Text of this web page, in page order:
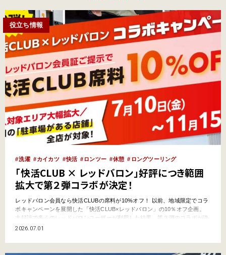
役立ち情報
洗濯 カイカツ 快活 ロンツー 休憩 ロングツーリング
「快活CLUB × レッドバロン」好評につき範囲
拡大で第２弾コラボが決定！
レッドバロン会員なら快活CLUBの席料が10%オフ！ 以前、地域限定でコラ
ボキャンペーンを展開した「快活CLUB×レッドバロン」の10％オフ企画。
大好評で多くのレッドバロンユーザーが利用した結果、第２弾のコラボが決
定！ しかも、7月10日（金）〜11月15日（日）とコラボ期間が大幅に伸び、
定） 2026年のツーリングシー…
2026.07.01